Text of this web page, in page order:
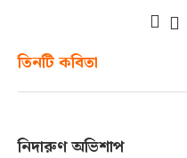
তিনটি কবিতা
নিদারুণ অভিশাপ